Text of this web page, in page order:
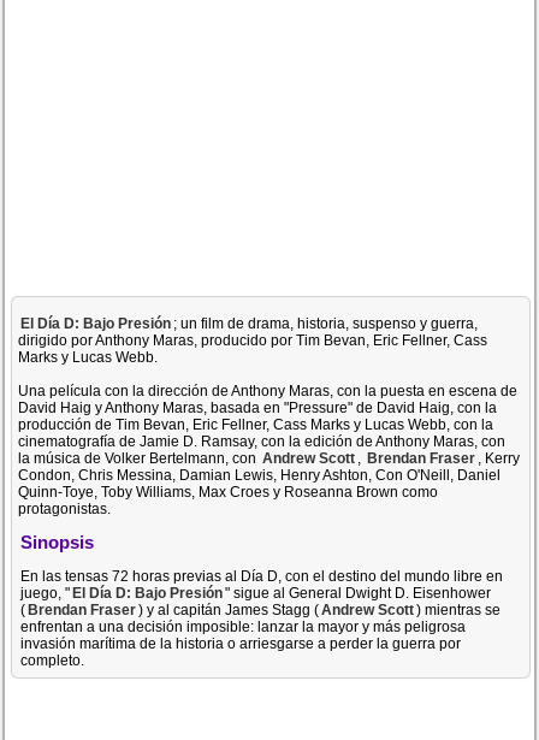
El Día D: Bajo Presión ; un film de drama, historia, suspenso y guerra,
dirigido por Anthony Maras, producido por Tim Bevan, Eric Fellner, Cass
Marks y Lucas Webb.
Una película con la dirección de Anthony Maras, con la puesta en escena de
David Haig y Anthony Maras, basada en "Pressure" de David Haig, con la
producción de Tim Bevan, Eric Fellner, Cass Marks y Lucas Webb, con la
cinematografía de Jamie D. Ramsay, con la edición de Anthony Maras, con
la música de Volker Bertelmann, con Andrew Scott , Brendan Fraser , Kerry
Condon, Chris Messina, Damian Lewis, Henry Ashton, Con O'Neill, Daniel
Quinn-Toye, Toby Williams, Max Croes y Roseanna Brown como
protagonistas.
Sinopsis
En las tensas 72 horas previas al Día D, con el destino del mundo libre en
juego, "El Día D: Bajo Presión" sigue al General Dwight D. Eisenhower
(Brendan Fraser) y al capitán James Stagg (Andrew Scott) mientras se
enfrentan a una decisión imposible: lanzar la mayor y más peligrosa
invasión marítima de la historia o arriesgarse a perder la guerra por
completo.